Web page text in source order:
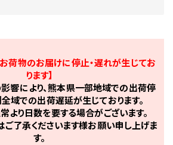
荷物のお届けに停止・遅れが生じてお
ります】
響により、熊本県一部地域での出荷停
域での出荷遅延が生じております。
より日数を要する場合がございます。
ご了承くださいます様お願い申し上げま
す。